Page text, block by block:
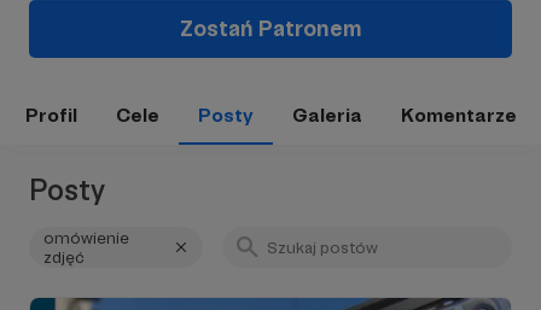
Zostań Patronem
Profil Cele Posty Galeria Komentarze
Posty
omówienie
zdjęć